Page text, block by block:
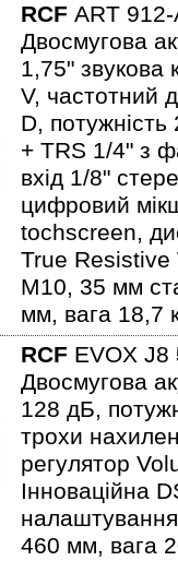
RCF ART
Двосмугова
1,75" звукова
V, частотний
D,
+ TRS 1/4" з
вхід 1/8"
цифровий
tochscreen,
True Resistive
М10, 35 мм
мм, вага 18,7
RCF EVOX J8
Двосмугова
128 дБ,
трохи
регулятор
Інноваційна
460 мм, вага